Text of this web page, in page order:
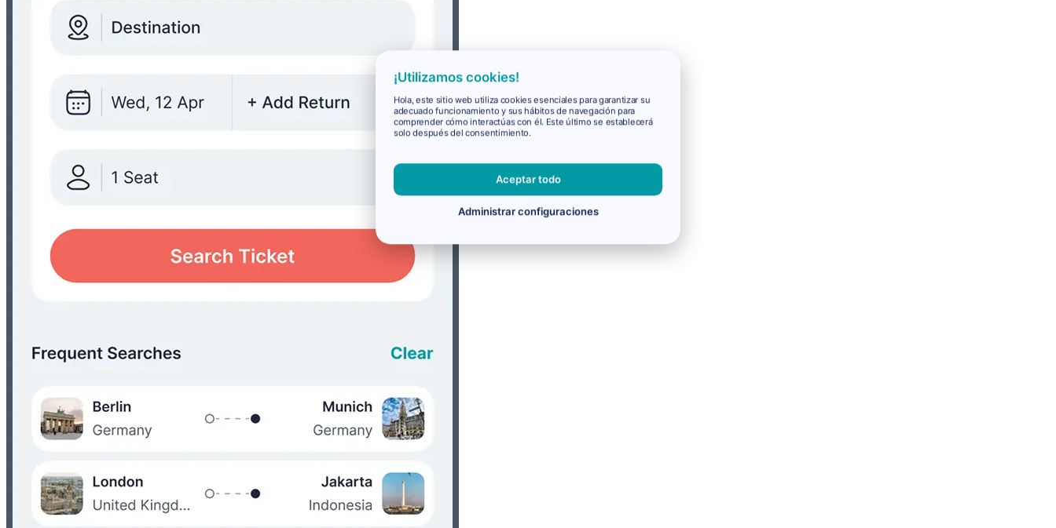
¡Utilizamos cookies!
Hola, este sitio web utiliza cookies esenciales para garantizar su
adecuado funcionamiento y sus hábitos de navegación para
comprender cómo interactúas con él. Este último se establecerá
solo después del consentimiento.
Aceptar todo
Administrar configuraciones